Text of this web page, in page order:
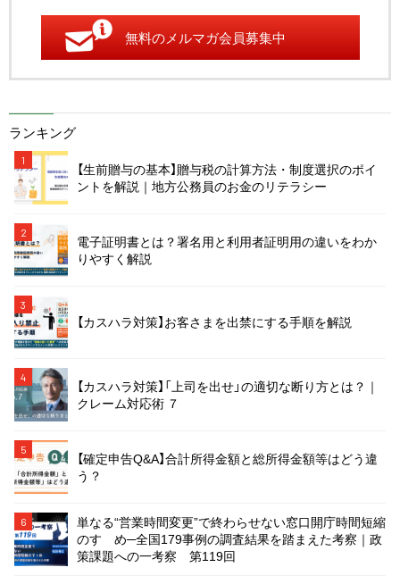
無料のメルマガ会員募集中
ランキング
1
【生前贈与の基本】贈与税の計算方法・制度選択のポイ
ントを解説｜地方公務員のお金のリテラシー
2
電子証明書とは？署名用と利用者証明用の違いをわか
りやすく解説
3
【カスハラ対策】お客さまを出禁にする手順を解説
4
【カスハラ対策】「上司を出せ」の適切な断り方とは？｜
クレーム対応術 ７
5
【確定申告Q&A】合計所得金額と総所得金額等はどう違
う？
6
単なる“営業時間変更”で終わらせない窓口開庁時間短縮
のすゝめ─全国179事例の調査結果を踏まえた考察｜政
策課題への一考察 第119回